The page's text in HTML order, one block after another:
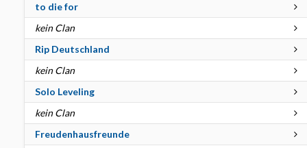
to die for
kein Clan
Rip Deutschland
kein Clan
Solo Leveling
kein Clan
Freudenhausfreunde